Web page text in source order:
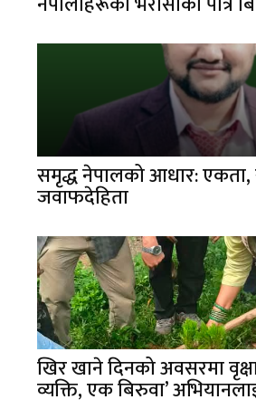
समृद्ध नेपालको आधार:
जवाफदेहिता
खिर खाने दिनको अवसरमा
व्यक्ति, एक बिरुवा’